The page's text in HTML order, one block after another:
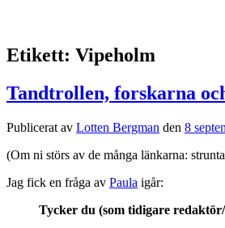
Etikett: Vipeholm
Tandtrollen, forskarna
Publicerat av Lotten Bergman den 8
(Om ni störs av de många länkarna:
Jag fick en fråga av Paula igår:
Tycker du (som tidigare